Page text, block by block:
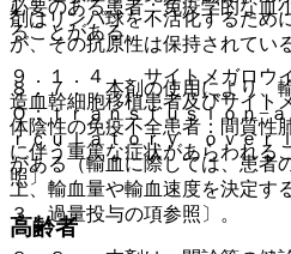
必要のある患者：免疫学的な血
ることがある。
９．１．４． サイトメガロウ
造血幹細胞移植患者及びサイト
体陰性の免疫不全患者：間質性
に伴う重篤な症状があらわれる
照〕。
高齢者
剤はリンパ球を不活化するため
が、その抗原性は保持されてい
８．７． 本剤の使用により、
Ｏ：ｔｒａｎｓｆｕｓｉｏｎ−
ｒｃｕｌａｔｏｒｙ ｏｖｅｒ
がある（輸血に際しては、患者
上、輸血量や輸血速度を決定す
３．過量投与の項参照〕。